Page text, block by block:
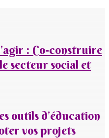
: Co-construire
secteur social et
outils d’éducation
vos projets